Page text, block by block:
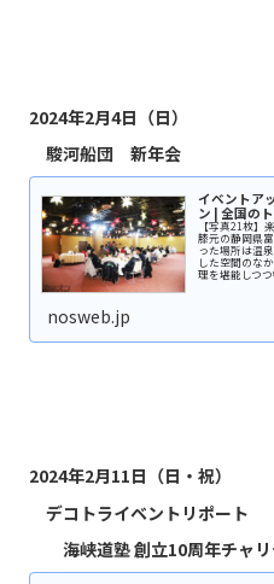
2024年2月4日（日）
駿河船団 新年会
イベントア
ン | 全国の
【写真21枚】
膝元の静岡県
った場所は温
した空間のな
理を堪能しつ
nosweb.jp
2024年2月11日（日・祝）
デコトライベントリポート
海峡道塾 創立10周年チャ